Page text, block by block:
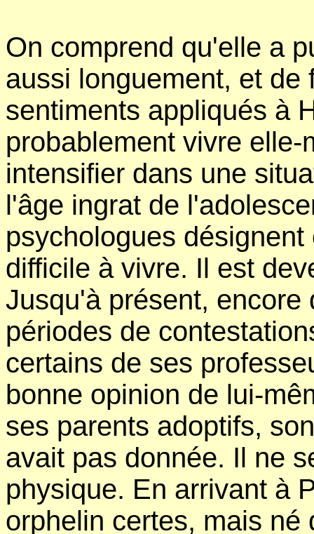
On comprend qu'elle a
aussi longuement, et de
sentiments appliqués à
probablement vivre
intensifier dans une
l'âge ingrat de
psychologues
difficile à vivre. Il est
Jusqu'à présent,
périodes de
certains de ses
bonne opinion de lui-
ses parents adoptifs,
avait pas donnée. Il ne
physique. En arrivant à
orphelin certes, mais né